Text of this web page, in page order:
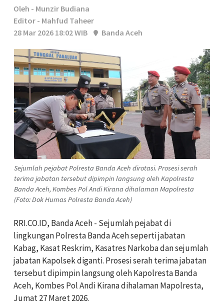
Oleh - Munzir Budiana
Editor - Mahfud Taheer
28 Mar 2026 18:02 WIB
Banda Aceh
Sejumlah pejabat Polresta Banda Aceh dirotasi. Prosesi serah
terima jabatan tersebut dipimpin langsung oleh Kapolresta
Banda Aceh, Kombes Pol Andi Kirana dihalaman Mapolresta
(Foto: Dok Humas Polresta Banda Aceh)
RRI.CO.ID, Banda Aceh - Sejumlah pejabat di
lingkungan Polresta Banda Aceh seperti jabatan
Kabag, Kasat Reskrim, Kasatres Narkoba dan sejumlah
jabatan Kapolsek diganti. Prosesi serah terima jabatan
tersebut dipimpin langsung oleh Kapolresta Banda
Aceh, Kombes Pol Andi Kirana dihalaman Mapolresta,
Jumat 27 Maret 2026.